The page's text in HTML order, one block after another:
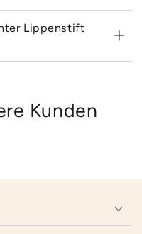
Lippenstift
Kunden